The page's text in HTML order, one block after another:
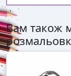
Вам також